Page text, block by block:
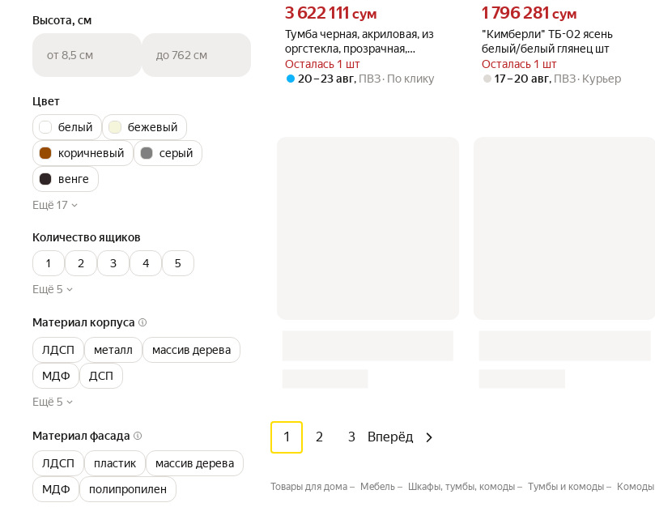
Высота, см
от 8,5 см до 762 см
Цвет
белый
бежевый
коричневый
серый
венге
Ещё 17
Количество ящиков
1
2 3 4
5
Ещё 5
Материал корпуса
ЛДСП металл
массив дерева
МДФ
ДСП
Ещё 5
Материал фасада
ЛДСП пластик
массив дерева
МДФ
полипропилен
Тумба черная, акриловая, из
оргстекла, прозрачная,
современная CUBE,
журнальный стол
Осталась 1 шт
Цена 3622111 сум вместо
3 622 111 сум
20 – 23 авг, ПВЗ По клику
"Кимберли" ТБ-02 ясень
белый/белый глянец шт
Осталась 1 шт
Цена 1796281 сум вместо
1 796 281 сум
17 – 20 авг, ПВЗ Курьер
1 2 3 Вперёд
Товары для дома Мебель Шкафы, тумбы, комоды Тумбы и комоды Комоды